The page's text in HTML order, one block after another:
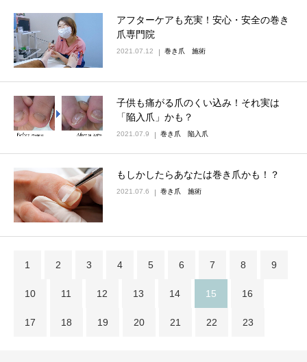
アフターケアも充実！安心・安全の巻き
爪専門院
2021.07.12 巻き爪 施術
子供も痛がる爪のくい込み！それ実は
「陥入爪」かも？
2021.07.9 巻き爪 陥入爪
もしかしたらあなたは巻き爪かも！？
2021.07.6 巻き爪 施術
1 2 3 4 5 6 7 8 9
10 11 12 13 14 15 16
17 18 19 20 21 22 23